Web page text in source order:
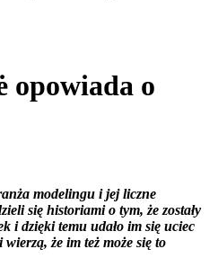
opowiada o
modelingu i jej liczne
się historiami o tym, że zostały
i dzięki temu udało im się uciec
że im też może się to